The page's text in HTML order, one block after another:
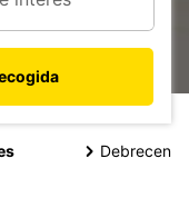
Debrecen